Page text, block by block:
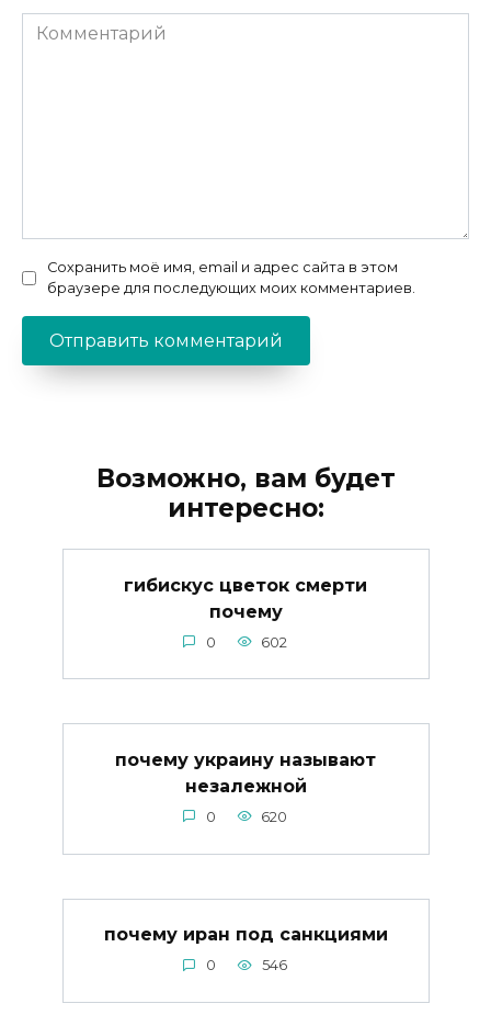
Комментарий
Сохранить моё имя, email и адрес сайта в этом
браузере для последующих моих комментариев.
Возможно, вам будет
интересно:
гибискус цветок смерти
почему
0 602
почему украину называют
незалежной
0 620
почему иран под санкциями
0 546